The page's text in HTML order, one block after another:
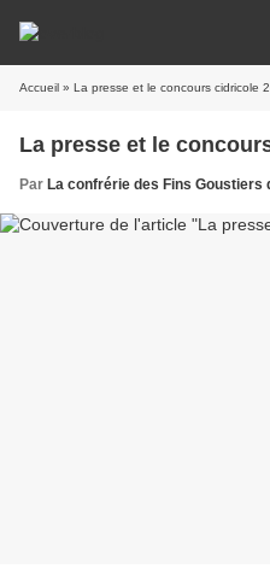
Accueil » La presse et le concours cidricole
La presse et le
Par La confrérie des Fins Goustiers